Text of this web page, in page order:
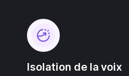
Isolation de la voix